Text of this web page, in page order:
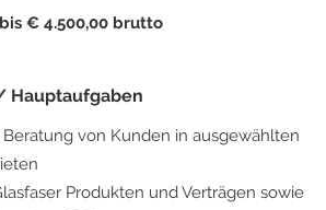
€ 4.500,00 brutto
Hauptaufgaben
von Kunden in ausgewählten
Produkten und Verträgen sowie